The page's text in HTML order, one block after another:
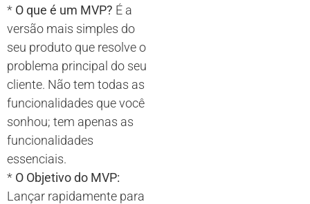
* O que é um MVP? É a
versão mais simples do
seu produto que resolve o
problema principal do seu
cliente. Não tem todas as
funcionalidades que você
sonhou; tem apenas as
funcionalidades
essenciais.
* O Objetivo do MVP:
Lançar rapidamente para